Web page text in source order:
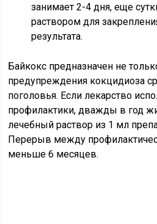
занимает 2-4 дня, еще
раствором для
результата.
Байкокс предназначен не
предупреждения кокцидиоза
поголовья. Если лекарство
профилактики, дважды в год
лечебный раствор из 1 мл
Перерыв между
меньше 6 месяцев.